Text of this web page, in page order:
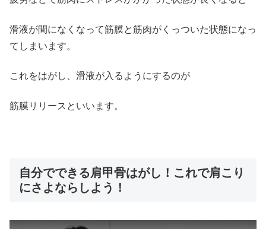
滑液が間になくなって筋膜と筋肉がくっついた状態になっ
てしまいます。
これをはがし、滑液が入るようにするのが
筋膜リリースといいます。
自分でできる肩甲骨はがし！これで肩こり
にさよならしよう！